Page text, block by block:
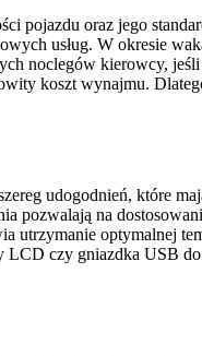
pojazdu oraz jego
usług. W okresie
noclegów kierowcy,
koszt wynajmu.
udogodnień, które
pozwalają na
utrzymanie optymalnej
czy gniazdka USB do